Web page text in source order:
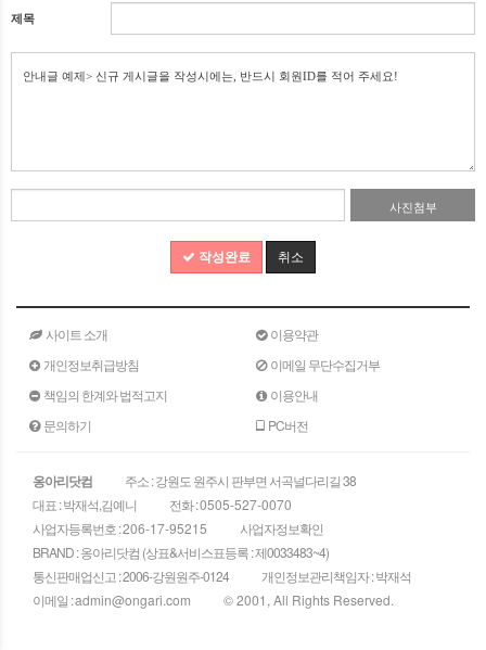
제목
사진첨부
작성완료 취소
사이트 소개
이용약관
개인정보취급방침
이메일 무단수집거부
책임의 한계와 법적고지
이용안내
문의하기
PC버전
옹아리닷컴
주소 : 강원도 원주시 판부면 서곡널다리길 38
대표 : 박재석,김예니
전화 :0505-527-0070
사업자등록번호 :206-17-95215
사업자정보확인
BRAND : 옹아리닷컴 (상표&서비스표등록 : 제0033483~4)
통신판매업신고 : 2006-강원원주-0124
개인정보관리책임자 : 박재석
이메일 :admin@ongari.com © 2001, All Rights Reserved.